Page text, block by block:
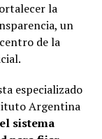
la
un
de la
especializado
Argentina
el sistema